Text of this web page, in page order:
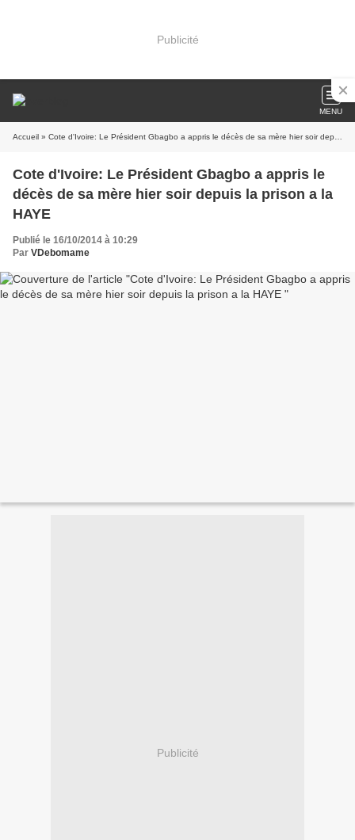
Publicité
MENU
Accueil » Cote d'Ivoire: Le Président Gbagbo a appris le décès de sa mère hier soir depuis la prison a la HAYE
Cote d'Ivoire: Le Président Gbagbo a appris le
décès de sa mère hier soir depuis la prison a la
HAYE
Publié le 16/10/2014 à 10:29
Par VDebomame
Publicité